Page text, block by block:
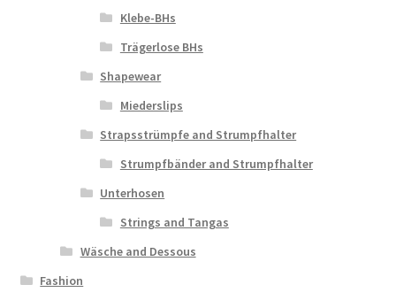
Klebe-BHs
Trägerlose BHs
Shapewear
Miederslips
Strapsstrümpfe and Strumpfhalter
Strumpfbänder and Strumpfhalter
Unterhosen
Strings and Tangas
Wäsche and Dessous
Fashion